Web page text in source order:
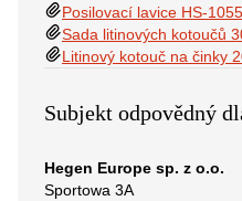
Posilovací lavice HS-
Sada litinových kotoučů
Litinový kotouč na činky
Subjekt odpovědný
Hegen Europe sp. z o.o.
Sportowa 3A